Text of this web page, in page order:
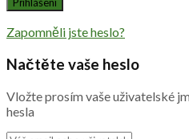
Zapomněli jste heslo?
Načtěte vaše heslo
Vložte prosím vaše uživatelské
hesla